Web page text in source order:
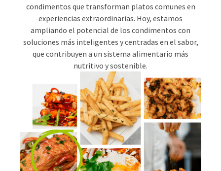
condimentos que transforman platos comunes en
experiencias extraordinarias. Hoy, estamos
ampliando el potencial de los condimentos con
soluciones más inteligentes y centradas en el sabor,
que contribuyen a un sistema alimentario más
nutritivo y sostenible.